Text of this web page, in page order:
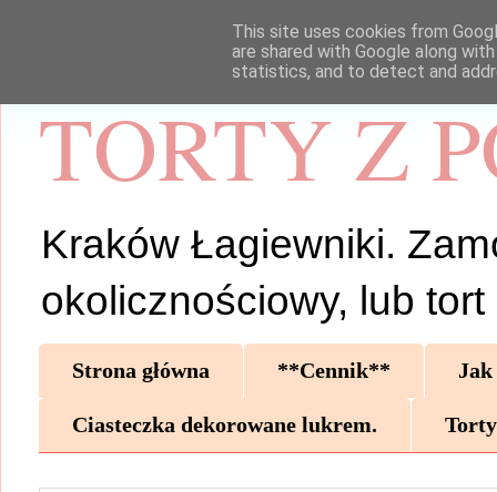
TORTY Z
Kraków Łagiewniki.
okolicznościowy, lub tort
Strona główna **Cennik** Jak
Ciasteczka dekorowane lukrem.
This site uses cookies from
are shared with Google along
statistics, and to detect and